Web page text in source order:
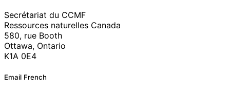
Secrétariat du CCMF
Ressources naturelles Canada
580, rue Booth
Ottawa, Ontario
K1A 0E4
Email French